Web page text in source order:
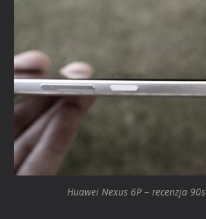
Huawei Nexus 6P – recenzja